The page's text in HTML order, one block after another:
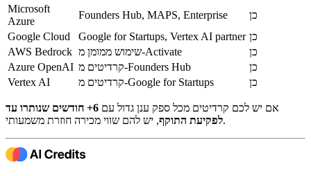
Microsoft
Azure
Founders Hub, MAPS, Enterprise
כן
Google Cloud
Google for Startups, Vertex AI partner כן
AWS Bedrock
שימוש ממומן מ-Activate
כן
Azure OpenAI
קרדיטים מ-Founders Hub
כן
Vertex AI
קרדיטים מ-Google for Startups כן
אם יש לכם קרדיטים מכל ספק ענן גדול עם
6+ חודשים שנותרו עד
לפקיעת התוקף, יש להם שווי מכירה חוזרת משמעותי.